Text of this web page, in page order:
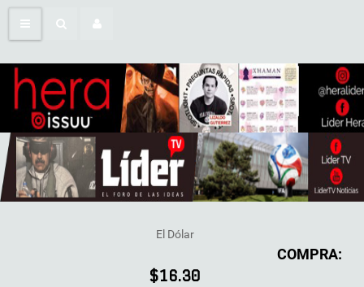
El Dólar
COMPRA:
$16.30